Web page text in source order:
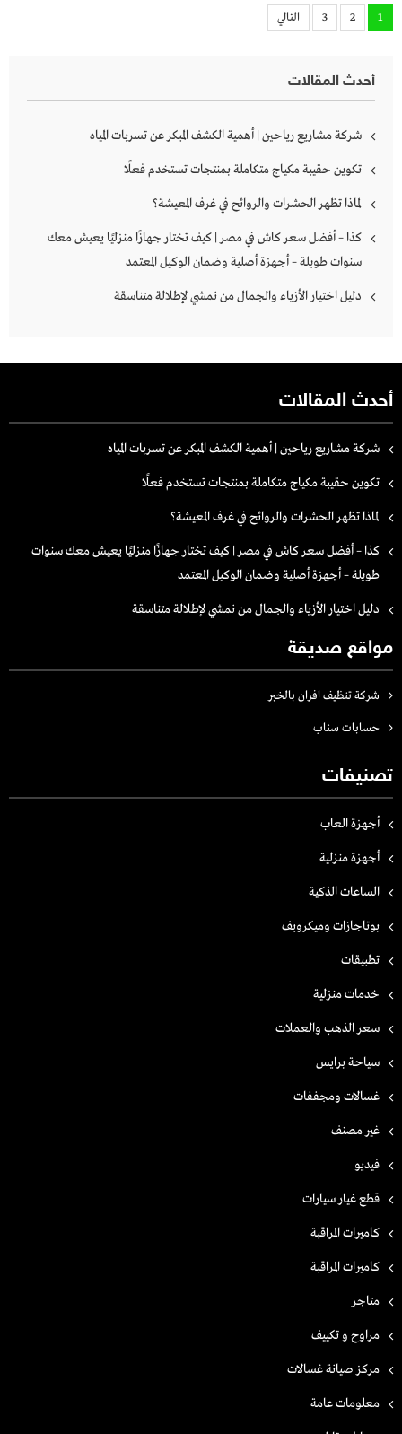
تعدد
المقالات
1
2
3 التالي
أحدث المقالات
شركة مشاريع رياحين | أهمية الكشف المبكر عن تسربات المياه
تكوين حقيبة مكياج متكاملة بمنتجات تستخدم فعلًا
لماذا تظهر الحشرات والروائح في غرف المعيشة؟
كذا – أفضل سعر كاش في مصر | كيف تختار جهازًا منزليًا يعيش معك
سنوات طويلة – أجهزة أصلية وضمان الوكيل المعتمد
دليل اختيار الأزياء والجمال من نمشي لإطلالة متناسقة
أحدث المقالات
شركة مشاريع رياحين | أهمية الكشف المبكر عن تسربات المياه
تكوين حقيبة مكياج متكاملة بمنتجات تستخدم فعلًا
لماذا تظهر الحشرات والروائح في غرف المعيشة؟
كذا – أفضل سعر كاش في مصر | كيف تختار جهازًا منزليًا يعيش معك سنوات
طويلة – أجهزة أصلية وضمان الوكيل المعتمد
دليل اختيار الأزياء والجمال من نمشي لإطلالة متناسقة
مواقع صديقة
شركة تنظيف افران بالخبر
حسابات سناب
تصنيفات
أجهزة العاب
أجهزة منزلية
الساعات الذكية
بوتاجازات وميكرويف
تطبيقات
خدمات منزلية
سعر الذهب والعملات
سياحة برايس
غسالات ومجففات
غير مصنف
فيديو
قطع غيار سيارات
كاميرات المراقبة
كاميرات المراقبة
متاجر
مراوح و تكييف
مركز صيانة غسالات
معلومات عامة